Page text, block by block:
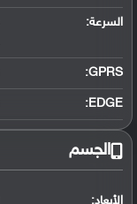
السرعة:
GPRS:
EDGE:
الجسم
الأبعاد: